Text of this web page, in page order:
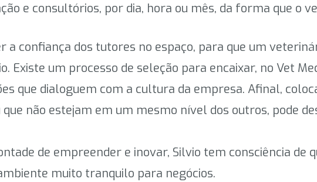
e consultórios, por dia, hora ou mês, da forma que o
a confiança dos tutores no espaço, para que um
Existe um processo de seleção para encaixar, no Vet
que dialoguem com a cultura da empresa. Afinal,
que não estejam em um mesmo nível dos outros, pode
de empreender e inovar, Silvio tem consciência de
muito tranquilo para negócios.